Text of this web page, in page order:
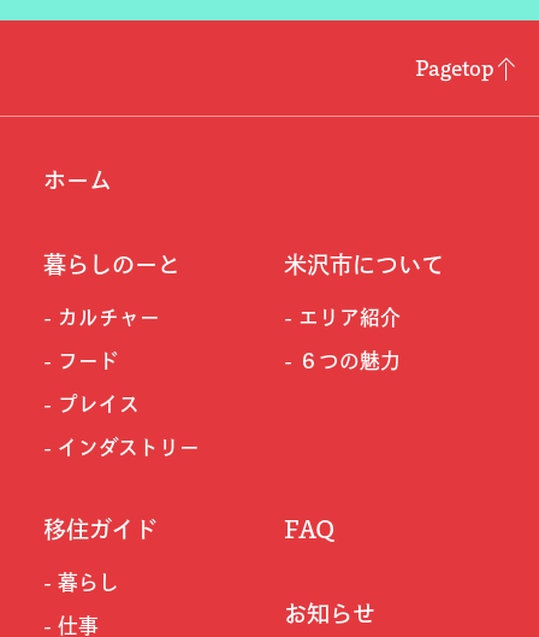
Pagetop
ホーム
暮らしのーと
カルチャー
フード
プレイス
インダストリー
米沢市について
エリア紹介
６つの魅力
移住ガイド
暮らし
仕事
FAQ
お知らせ